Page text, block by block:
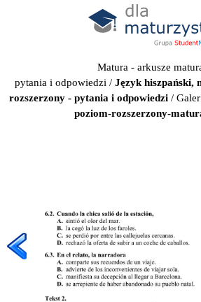
Matura - arkusze
pytania i odpowiedzi / Język hiszpański,
rozszerzony - pytania i odpowiedzi /
poziom-rozszerzony-